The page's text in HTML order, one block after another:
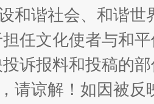
重塑工作
和谐社会、和谐
任文化使者与和
诉报料和投稿的
请谅解！如因被